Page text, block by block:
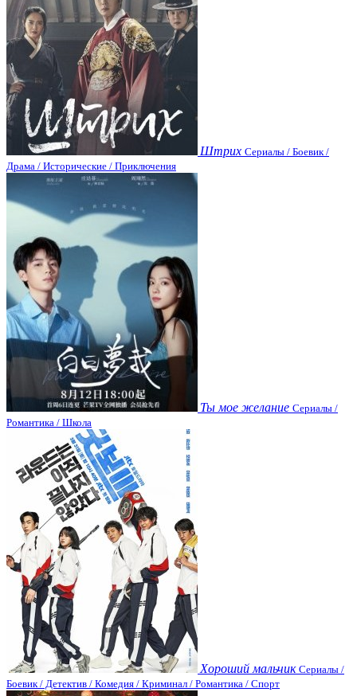
Штрих Сериалы / Боевик /
Драма / Исторические / Приключения
Ты мое желание Сериалы /
Романтика / Школа
Хороший мальчик Сериалы /
Боевик / Детектив / Комедия / Криминал / Романтика / Спорт